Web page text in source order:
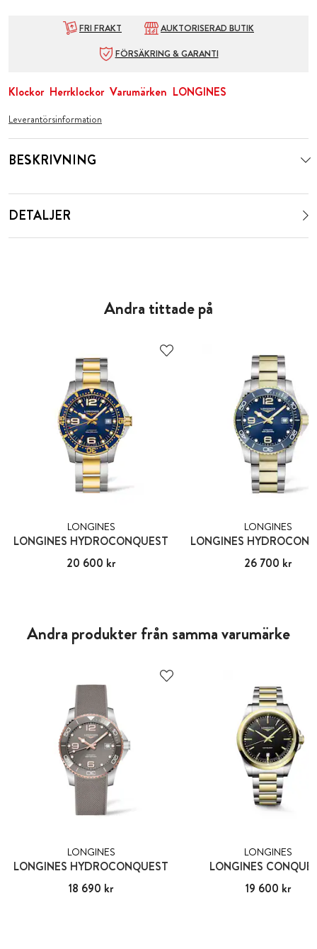
FRI FRAKT
AUKTORISERAD BUTIK
FÖRSÄKRING & GARANTI
Klockor Herrklockor Varumärken LONGINES
Leverantörsinformation
BESKRIVNING
DETALJER
Andra tittade på
LONGINES
LONGINES HYDROCONQUEST
Pris:20 600 kr
20 600 kr
LONGINES
LONGINES
Pris:26 700 kr
26 700 kr
Andra produkter från samma varumärke
LONGINES
LONGINES HYDROCONQUEST
Pris: 18 690 kr
18 690 kr
LONGINES
LONGINES
Pris: 19 600 kr
19 600 kr